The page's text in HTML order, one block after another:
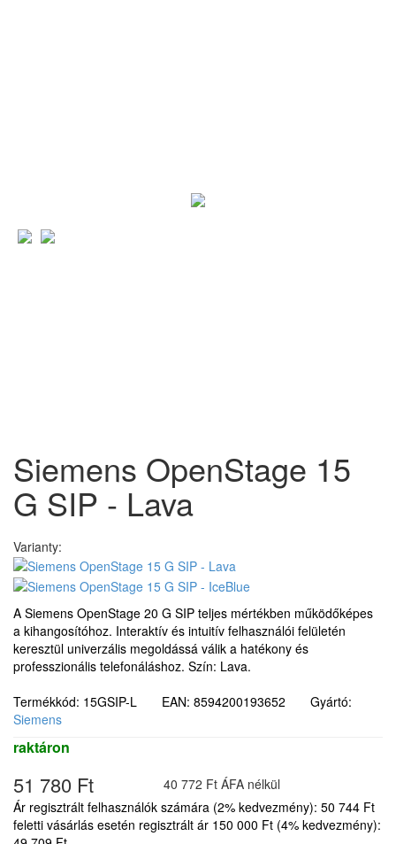
Siemens OpenStage 15
G SIP - Lava
Varianty:
A Siemens OpenStage 20 G SIP teljes mértékben működőképes
a kihangosítóhoz. Interaktív és intuitív felhasználói felületén
keresztül univerzális megoldássá válik a hatékony és
professzionális telefonáláshoz. Szín: Lava.
Termékkód: 15GSIP-L EAN: 8594200193652 Gyártó:
Siemens
raktáron
51 780 Ft
40 772 Ft ÁFA nélkül
Ár regisztrált felhasználók számára (2% kedvezmény): 50 744 Ft
feletti vásárlás esetén regisztrált ár 150 000 Ft (4% kedvezmény):